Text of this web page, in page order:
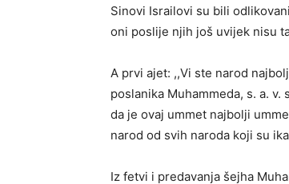
Sinovi Israilovi su bili
oni poslije njih još uvijek nisu
A prvi ajet: ,,Vi ste narod
poslanika Muhammeda, s. a.
da je ovaj ummet najbolji
narod od svih naroda koji su
Iz fetvi i predavanja šejha